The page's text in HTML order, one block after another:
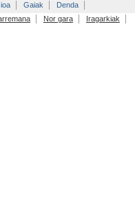
Gaiak
Denda
Nor gara Iragarkiak